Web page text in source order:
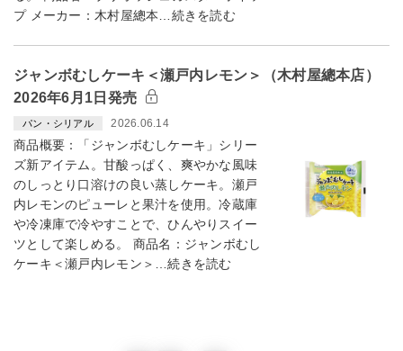
プ メーカー：木村屋總本…続きを読む
ジャンボむしケーキ＜瀬戸内レモン＞（木村屋總本店）
2026年6月1日発売
パン・シリアル 2026.06.14
商品概要：「ジャンボむしケーキ」シリー
ズ新アイテム。甘酸っぱく、爽やかな風味
のしっとり口溶けの良い蒸しケーキ。瀬戸
内レモンのピューレと果汁を使用。冷蔵庫
や冷凍庫で冷やすことで、ひんやりスイー
ツとして楽しめる。 商品名：ジャンボむし
ケーキ＜瀬戸内レモン＞…続きを読む